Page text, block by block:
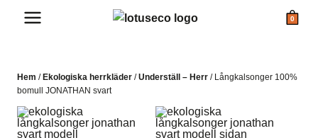
0
Hem / Ekologiska herrkläder /Underställ – Herr / Långkalsonger 100%
bomull JONATHAN svart